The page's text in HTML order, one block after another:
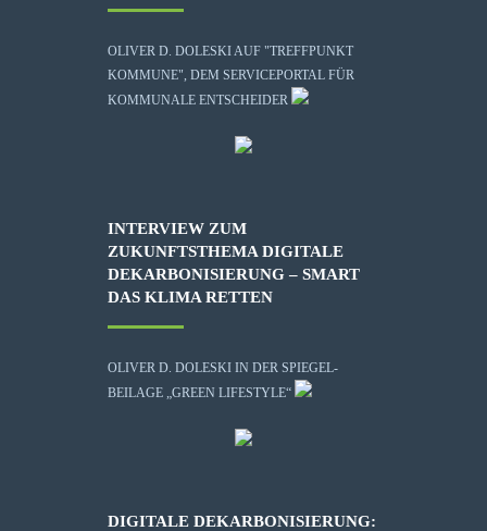
OLIVER D. DOLESKI AUF "TREFFPUNKT
KOMMUNE", DEM SERVICEPORTAL FÜR
KOMMUNALE ENTSCHEIDER
INTERVIEW ZUM
ZUKUNFTSTHEMA DIGITALE
DEKARBONISIERUNG – SMART
DAS KLIMA RETTEN
OLIVER D. DOLESKI IN DER SPIEGEL-
BEILAGE „GREEN LIFESTYLE“
DIGITALE DEKARBONISIERUNG: